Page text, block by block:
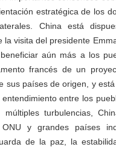
estratégica de los
China está
la visita del presidente
aún más a los
francés de un
sus países de origen, y
entre los
turbulencias,
y grandes países
de la paz, la